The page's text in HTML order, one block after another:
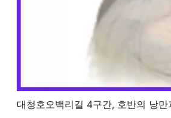
대청호오백리길 4구간, 호반의 낭만